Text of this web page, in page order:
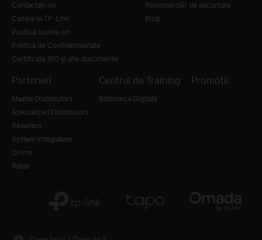
Contactați-ne
Cariere la TP-Link
Politică cookie-uri
Politica de Confidențialitate
Certificate ISO și alte documente
Recomandări de securitate
Blog
Parteneri
Master Distributors
Specialized Distributors
Resellers
System Integrators
Online
Retail
Centrul de Training
Biblioteca Digitală
Promoții